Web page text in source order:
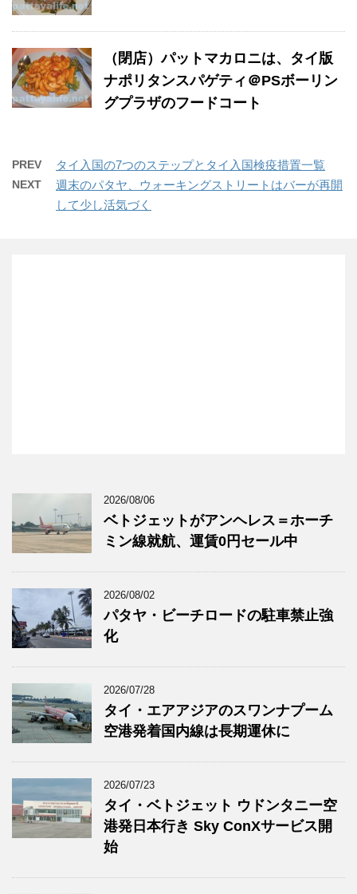
（閉店）パットマカロニは、タイ版
ナポリタンスパゲティ＠PSボーリン
グプラザのフードコート
PREV タイ入国の7つのステップとタイ入国検疫措置一覧
NEXT
週末のパタヤ、ウォーキングストリートはバーが再開
して少し活気づく
2026/08/06
ベトジェットがアンヘレス＝ホーチ
ミン線就航、運賃0円セール中
2026/08/02
パタヤ・ビーチロードの駐車禁止強
化
2026/07/28
タイ・エアアジアのスワンナプーム
空港発着国内線は長期運休に
2026/07/23
タイ・ベトジェット ウドンタニー空
港発日本行き Sky ConXサービス開
始